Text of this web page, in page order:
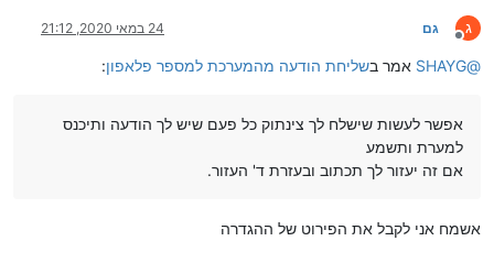
ג
מנותק
גם 24 במאי 2020, 21:12
@
SHAYG אמר בשליחת הודעה מהמערכת למספר פלאפון:
אפשר לעשות שישלח לך צינתוק כל פעם שיש לך הודעה ותיכנס
למערת ותשמע
אם זה יעזור לך תכתוב ובעזרת ד' העזור.
אשמח אני לקבל את הפירוט של ההגדרה